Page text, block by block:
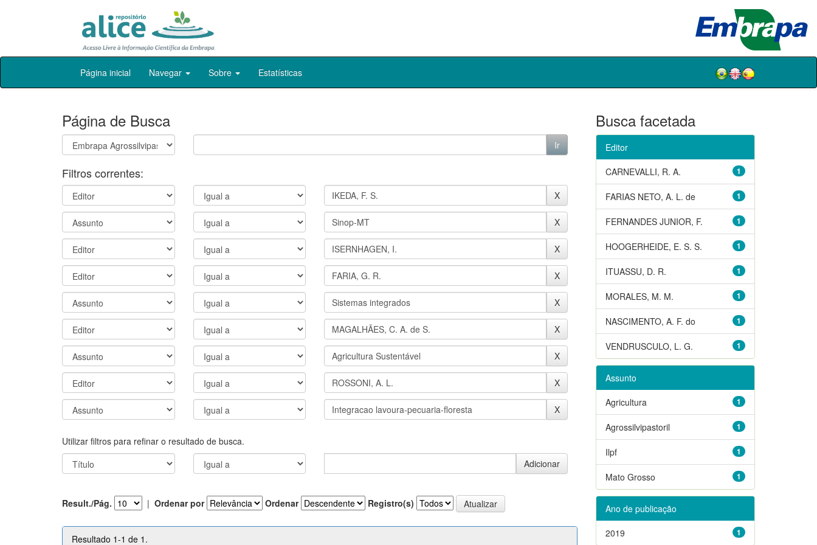
Skip
Página inicial Navegar Sobre Estatísticas
Página de Busca
Filtros correntes:
Utilizar filtros para refinar o resultado de busca.
Result./Pág. | Ordenar por Ordenar Registro(s)
Resultado 1-1 de 1.
Busca facetada
Editor
1
CARNEVALLI, R. A.
1
FARIAS NETO, A. L. de
1
FERNANDES JUNIOR, F.
1
HOOGERHEIDE, E. S. S.
1
ITUASSU, D. R.
1
MORALES, M. M.
1
NASCIMENTO, A. F. do
1
VENDRUSCULO, L. G.
Assunto
1
Agricultura
1
Agrossilvipastoril
1
Ilpf
1
Mato Grosso
Ano de publicação
1
2019